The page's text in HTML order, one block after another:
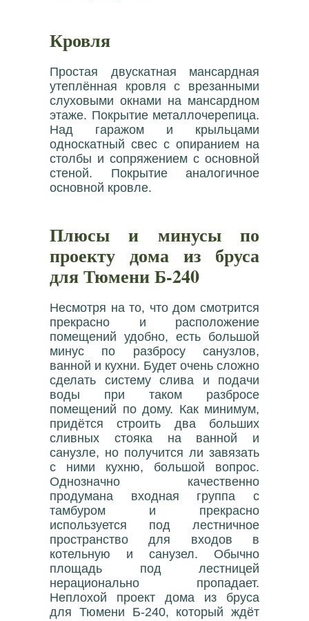
Кровля
Простая двускатная мансардная
утеплённая кровля с врезанными
слуховыми окнами на мансардном
этаже. Покрытие металлочерепица.
Над гаражом и крыльцами
односкатный свес с опиранием на
столбы и сопряжением с основной
стеной. Покрытие аналогичное
основной кровле.
Плюсы и минусы по
проекту дома из бруса
для Тюмени Б-240
Несмотря на то, что дом смотрится
прекрасно и расположение
помещений удобно, есть большой
минус по разбросу санузлов,
ванной и кухни. Будет очень сложно
сделать систему слива и подачи
воды при таком разбросе
помещений по дому. Как минимум,
придётся строить два больших
сливных стояка на ванной и
санузле, но получится ли завязать
с ними кухню, большой вопрос.
Однозначно качественно
продумана входная группа с
тамбуром и прекрасно
используется под лестничное
пространство для входов в
котельную и санузел. Обычно
площадь под лестницей
нерационально пропадает.
Неплохой проект дома из бруса
для Тюмени Б-240, который ждёт